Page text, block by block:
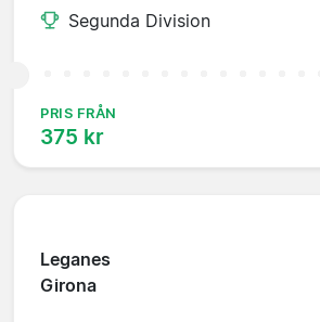
Segunda Division
PRIS FRÅN
375 kr
Leganes
Girona